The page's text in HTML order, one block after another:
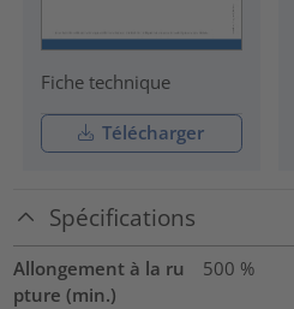
Fiche technique
Télécharger
Spécifications
Allongement à la ru
pture (min.)
500 %